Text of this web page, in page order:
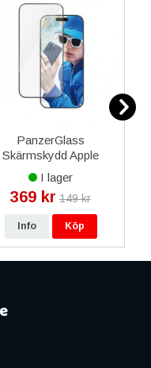
PanzerGlass
Skärmskydd Apple
iPhone 16 Pro - Ultra
Wide Passform
I lager
369 kr 149 kr
Info Köp